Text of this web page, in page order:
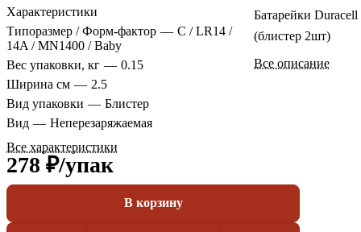
Характеристики
Типоразмер / Форм-фактор — C / LR14 /
14A / MN1400 / Baby
Вес упаковки, кг — 0.15
Ширина см — 2.5
Вид упаковки — Блистер
Вид — Неперезаряжаемая
Все характеристики
Батарейки
(блистер 2шт)
Все описание
278 ₽/упак
В корзину